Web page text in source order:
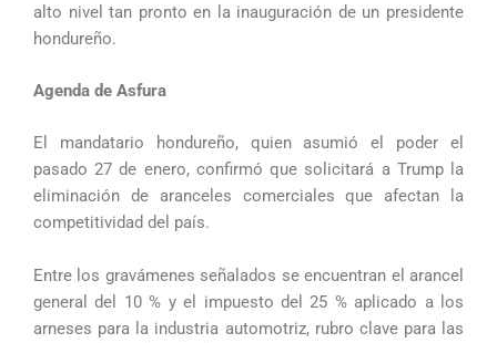
alto nivel tan pronto en la inauguración de un presidente
hondureño.
Agenda de Asfura
El mandatario hondureño, quien asumió el poder el
pasado 27 de enero, confirmó que solicitará a Trump la
eliminación de aranceles comerciales que afectan la
competitividad del país.
Entre los gravámenes señalados se encuentran el arancel
general del 10 % y el impuesto del 25 % aplicado a los
arneses para la industria automotriz, rubro clave para las